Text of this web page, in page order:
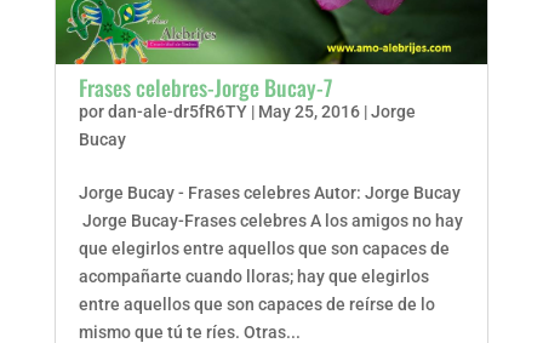
Frases celebres-Jorge Bucay-7
pordan-ale-dr5fR6TY| May 25, 2016|Jorge
Bucay
Jorge Bucay - Frases celebres Autor: Jorge Bucay
Jorge Bucay-Frases celebres A los amigos no hay
que elegirlos entre aquellos que son capaces de
acompañarte cuando lloras; hay que elegirlos
entre aquellos que son capaces de reírse de lo
mismo que tú te ríes. Otras...